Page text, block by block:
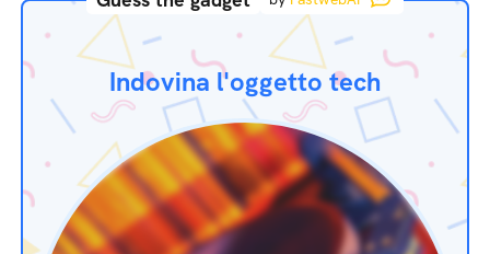
Indovina l'oggetto tech